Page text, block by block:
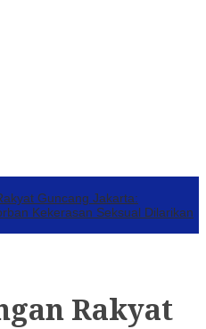
Guncang Jakarta:
Kekerasan Seksual Dilarikan
Rakyat